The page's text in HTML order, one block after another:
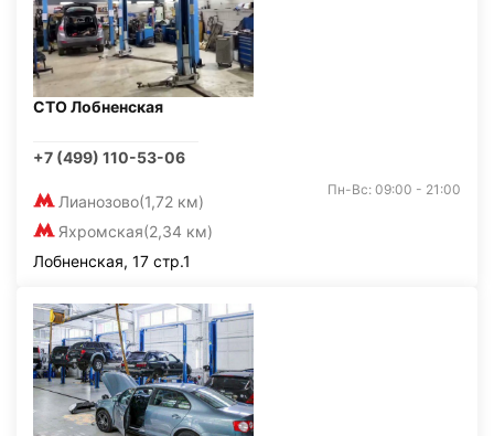
СТО Лобненская
+7 (499) 110-53-06
Лианозово(1,72 км)
Яхромская(2,34 км)
Пн-Вс: 09:00 - 21:00
Лобненская, 17 стр.1